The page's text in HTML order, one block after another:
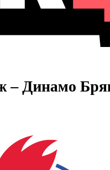
– Динамо